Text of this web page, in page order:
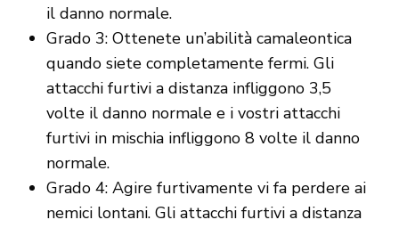
il danno normale.
Grado 3: Ottenete un’abilità camaleontica
quando siete completamente fermi. Gli
attacchi furtivi a distanza infliggono 3,5
volte il danno normale e i vostri attacchi
furtivi in mischia infliggono 8 volte il danno
normale.
Grado 4: Agire furtivamente vi fa perdere ai
nemici lontani. Gli attacchi furtivi a distanza